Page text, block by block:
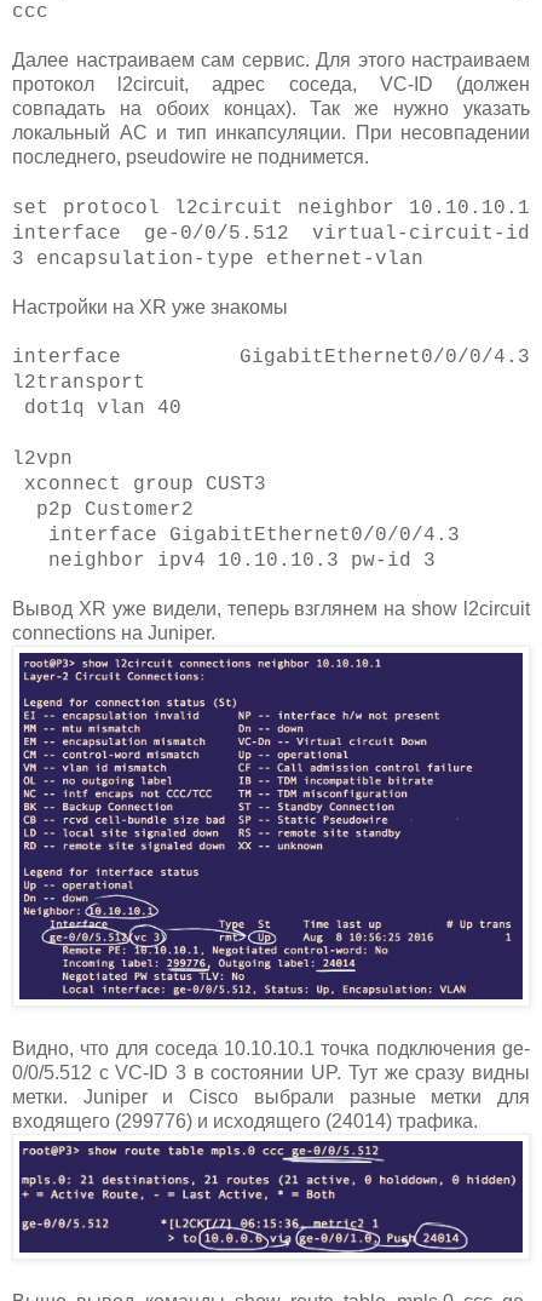
ccc
Далее настраиваем сам сервис. Для этого настраиваем
протокол l2circuit, адрес соседа, VC-ID (должен
совпадать на обоих концах). Так же нужно указать
локальный AC и тип инкапсуляции. При несовпадении
последнего, pseudowire не поднимется.
set protocol l2circuit neighbor 10.10.10.1
interface ge-0/0/5.512 virtual-circuit-id
3 encapsulation-type ethernet-vlan
Настройки на XR уже знакомы
interface GigabitEthernet0/0/0/4.3
l2transport
dot1q vlan 40
l2vpn
xconnect group CUST3
p2p Customer2
interface GigabitEthernet0/0/0/4.3
neighbor ipv4 10.10.10.3 pw-id 3
Вывод XR уже видели, теперь взглянем на show l2circuit
connections на Juniper.
Видно, что для соседа 10.10.10.1 точка подключения ge-
0/0/5.512 c VC-ID 3 в состоянии UP. Тут же сразу видны
метки. Juniper и Cisco выбрали разные метки для
входящего (299776) и исходящего (24014) трафика.